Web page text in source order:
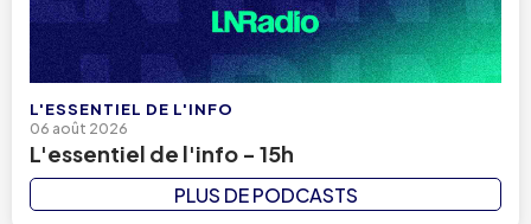
L'ESSENTIEL DE L'INFO
06 août 2026
L'essentiel de l'info - 15h
PLUS DE PODCASTS